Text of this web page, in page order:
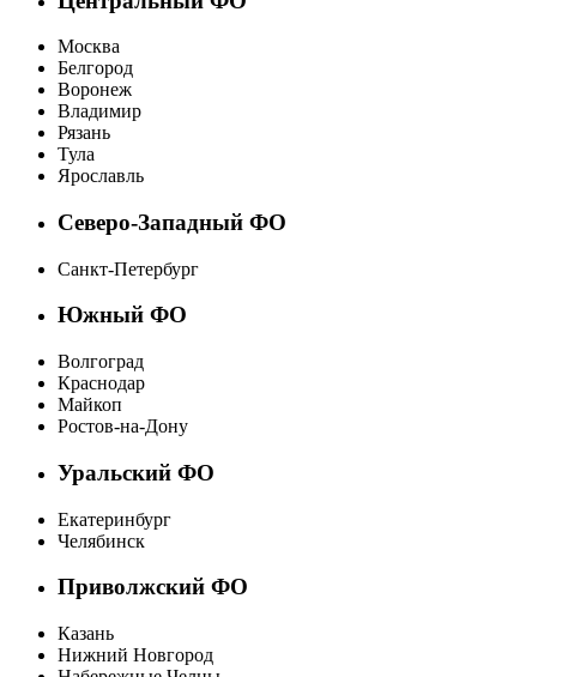
Москва
Белгород
Воронеж
Владимир
Рязань
Тула
Ярославль
Северо-Западный ФО
Санкт-Петербург
Южный ФО
Волгоград
Краснодар
Майкоп
Ростов-на-Дону
Уральский ФО
Екатеринбург
Челябинск
Приволжский ФО
Казань
Нижний Новгород